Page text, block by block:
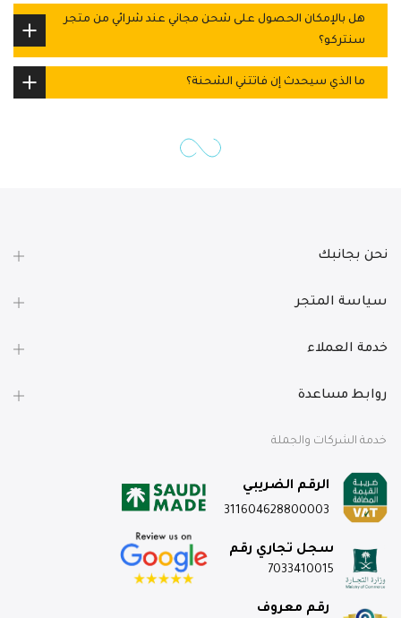
هل بالإمكان الحصول على شحن مجاني عند شرائي من متجر
سنتركو؟
ما الذي سيحدث إن فاتتني الشحنة؟
نحن بجانبك
سياسة المتجر
خدمة العملاء
روابط مساعدة
خدمة الشركات والجملة
الرقم الضريبي
311604628800003
سجل تجاري رقم
7033410015
رقم معروف